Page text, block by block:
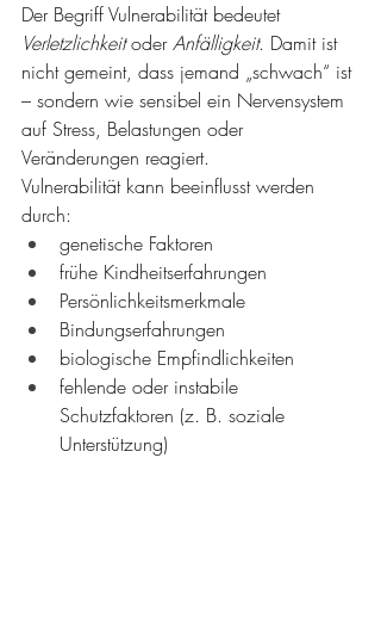
Der Begriff Vulnerabilität bedeutet
Verletzlichkeit oder Anfälligkeit. Damit ist
nicht gemeint, dass jemand „schwach“ ist
– sondern wie sensibel ein Nervensystem
auf Stress, Belastungen oder
Veränderungen reagiert.
Vulnerabilität kann beeinflusst werden
durch:
genetische Faktoren
frühe Kindheitserfahrungen
Persönlichkeitsmerkmale
Bindungserfahrungen
biologische Empfindlichkeiten
fehlende oder instabile
Schutzfaktoren (z. B. soziale
Unterstützung)